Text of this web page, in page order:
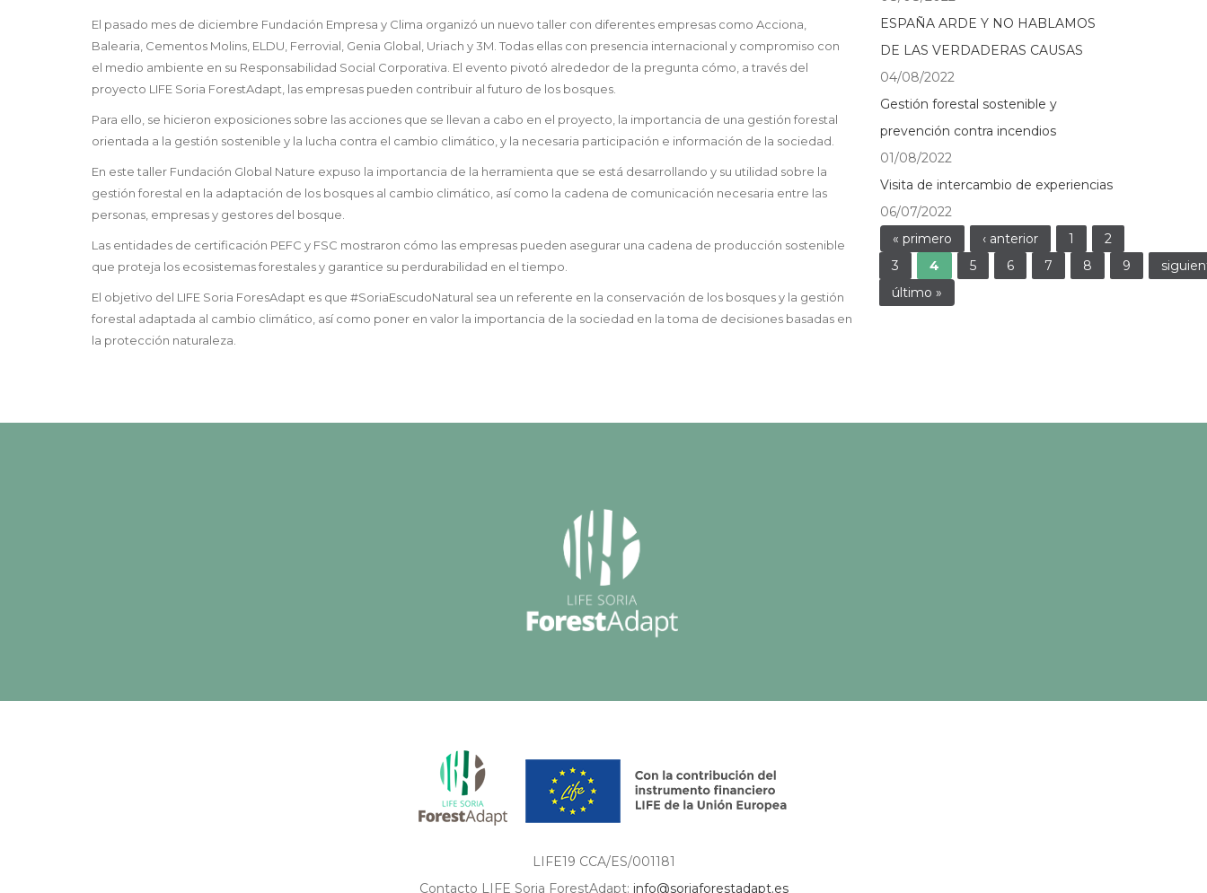
El pasado mes de diciembre Fundación Empresa y Clima organizó un nuevo taller con diferentes empresas como Acciona,
Balearia, Cementos Molins, ELDU, Ferrovial, Genia Global, Uriach y 3M. Todas ellas con presencia internacional y compromiso con
el medio ambiente en su Responsabilidad Social Corporativa. El evento pivotó alrededor de la pregunta cómo, a través del
proyecto LIFE Soria ForestAdapt, las empresas pueden contribuir al futuro de los bosques.
Para ello, se hicieron exposiciones sobre las acciones que se llevan a cabo en el proyecto, la importancia de una gestión forestal
orientada a la gestión sostenible y la lucha contra el cambio climático, y la necesaria participación e información de la sociedad.
En este taller Fundación Global Nature expuso la importancia de la herramienta que se está desarrollando y su utilidad sobre la
gestión forestal en la adaptación de los bosques al cambio climático, así como la cadena de comunicación necesaria entre las
personas, empresas y gestores del bosque.
Las entidades de certificación PEFC y FSC mostraron cómo las empresas pueden asegurar una cadena de producción sostenible
que proteja los ecosistemas forestales y garantice su perdurabilidad en el tiempo.
El objetivo del LIFE Soria ForesAdapt es que #SoriaEscudoNatural sea un referente en la conservación de los bosques y la gestión
forestal adaptada al cambio climático, así como poner en valor la importancia de la sociedad en la toma de decisiones basadas en
la protección naturaleza.
ESPAÑA ARDE Y NO HABLAMOS
DE LAS VERDADERAS CAUSAS
04/08/2022
Gestión forestal sostenible y
prevención contra incendios
01/08/2022
Visita de intercambio de experiencias
06/07/2022
Páginas
« primero ‹ anterior 1
2
3
4 5 6 7 8 9
último »
LIFE19 CCA/ES/001181
Contacto LIFE Soria ForestAdapt: info@soriaforestadapt.es